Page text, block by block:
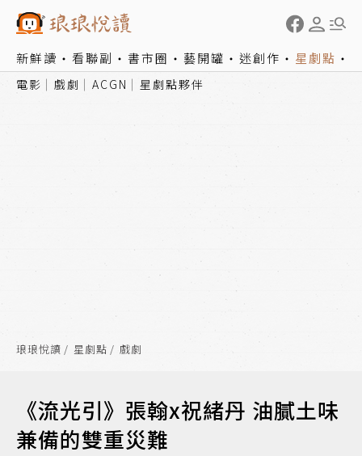
新鮮讀 看聯副 書市圈 藝開罐 迷創作 星劇點
電影 戲劇 ACGN 星劇點夥伴
琅琅悅讀 星劇點 戲劇
《流光引》張翰x祝緒丹 油膩土味
兼備的雙重災難